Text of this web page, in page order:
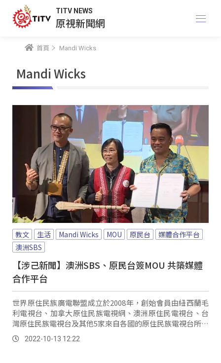
TITV NEWS
原視新聞網
首頁 Mandi Wicks
Mandi Wicks
教文 生活 Mandi Wicks MOU 原民台
媒體合作平台
澳洲SBS
【涉己新聞】澳洲SBS、原民台簽MOU 共築媒體
合作平台
世界原住民族廣電聯盟成立於2008年，創始會員由紐西蘭毛
利電視台、加拿大原住民族電視網、澳洲原住民電視台、台
灣原住民族電視台及其他5家來自各國的原住民族電視台所組
成。2022-10-13 12:22